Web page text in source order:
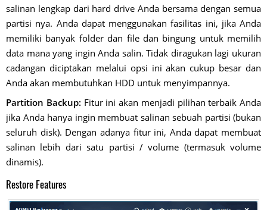
salinan lengkap dari hard drive Anda bersama dengan semua
partisi nya. Anda dapat menggunakan fasilitas ini, jika Anda
memiliki banyak folder dan file dan bingung untuk memilih
data mana yang ingin Anda salin. Tidak diragukan lagi ukuran
cadangan diciptakan melalui opsi ini akan cukup besar dan
Anda akan membutuhkan HDD untuk menyimpannya.
Partition Backup: Fitur ini akan menjadi pilihan terbaik Anda
jika Anda hanya ingin membuat salinan sebuah partisi (bukan
seluruh disk). Dengan adanya fitur ini, Anda dapat membuat
salinan lebih dari satu partisi / volume (termasuk volume
dinamis).
Restore Features